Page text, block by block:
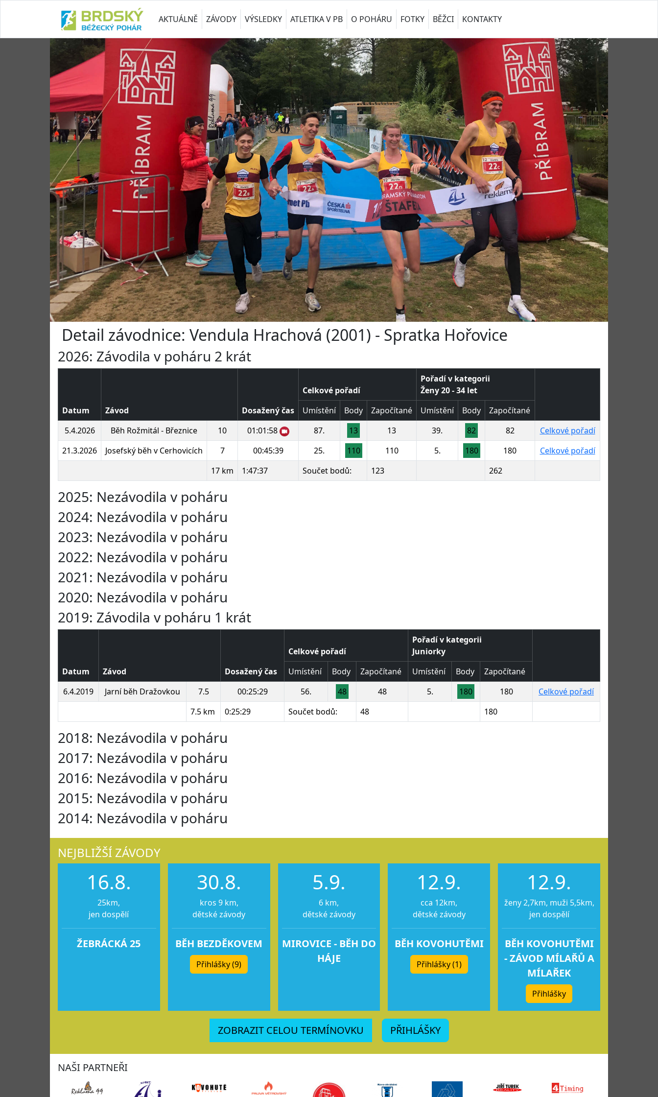
AKTUÁLNĚ ZÁVODY VÝSLEDKY ATLETIKA V PB O POHÁRU FOTKY BĚŽCI KONTAKTY
Detail závodnice: Vendula Hrachová (2001) - Spratka Hořovice
2026: Závodila v poháru 2 krát
Datum Závod Dosažený čas
Celkové pořadí
Pořadí v kategorii
Ženy 20 - 34 let
Umístění
Body Započítané Umístění Body
Započítané
5.4.2026
Běh Rožmitál - Březnice 10 01:01:58 87. 13 13 39. 82 82
Celkové pořadí
21.3.2026
Josefský běh v Cerhovicích 7 00:45:39 25. 110 110 5. 180 180
Celkové pořadí
17 km
1:47:37 Součet bodů: 123 262
2025: Nezávodila v poháru
2024: Nezávodila v poháru
2023: Nezávodila v poháru
2022: Nezávodila v poháru
2021: Nezávodila v poháru
2020: Nezávodila v poháru
2019: Závodila v poháru 1 krát
Datum Závod Dosažený čas
Celkové pořadí
Pořadí v kategorii
Juniorky
Umístění
Body Započítané Umístění Body
Započítané
6.4.2019
Jarní běh Dražovkou 7.5 00:25:29 56. 48 48 5. 180 180
Celkové pořadí
7.5 km
0:25:29 Součet bodů: 48 180
2018: Nezávodila v poháru
2017: Nezávodila v poháru
2016: Nezávodila v poháru
2015: Nezávodila v poháru
2014: Nezávodila v poháru
NEJBLIŽŠÍ ZÁVODY
16.8.
25km,
jen dospělí
ŽEBRÁCKÁ 25
30.8.
kros 9 km,
dětské závody
BĚH BEZDĚKOVEM
Přihlášky (9)
5.9.
6 km,
dětské závody
MIROVICE - BĚH DO
HÁJE
12.9.
cca 12km,
dětské závody
BĚH KOVOHUTĚMI
Přihlášky (1)
12.9.
ženy 2,7km, muži 5,5km,
jen dospělí
BĚH KOVOHUTĚMI
- ZÁVOD MÍLAŘŮ A
MÍLAŘEK
Přihlášky
ZOBRAZIT CELOU TERMÍNOVKU PŘIHLÁŠKY
NAŠI PARTNEŘI